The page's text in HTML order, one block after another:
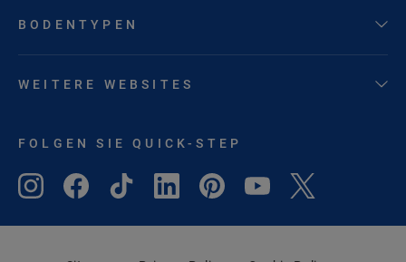
BODENTYPEN
WEITERE WEBSITES
FOLGEN SIE QUICK-STEP